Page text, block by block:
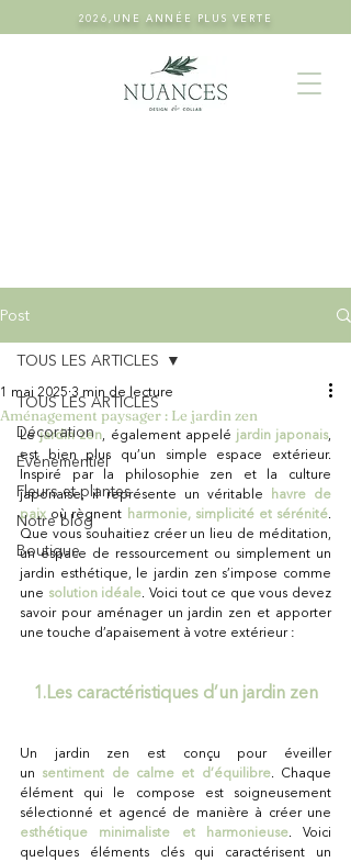
2026,UNE ANNÉE PLUS VERTE
Post
TOUS LES ARTICLES
Décoration
Événementiel
Fleurs et plantes
Notre blog
Boutique
TOUS LES ARTICLES
Aménagement paysager : Le jardin zen
1 mai 2025 3 min de lecture
Le jardin zen, également appelé jardin japonais,
est bien plus qu’un simple espace extérieur.
Inspiré par la philosophie zen et la culture
japonaise, il représente un véritable
havre de
paix où règnent harmonie, simplicité et sérénité.
Que vous souhaitiez créer un lieu de méditation,
un espace de ressourcement ou simplement un
jardin esthétique, le jardin zen s’impose comme
une solution idéale. Voici tout ce que vous devez
savoir pour aménager un jardin zen et apporter
une touche d’apaisement à votre extérieur :
1.Les caractéristiques d’un jardin zen
Un jardin zen est conçu pour éveiller
un sentiment de calme et d’équilibre. Chaque
élément qui le compose est soigneusement
esthétique minimaliste et harmonieuse. Voici
quelques éléments clés qui caractérisent un